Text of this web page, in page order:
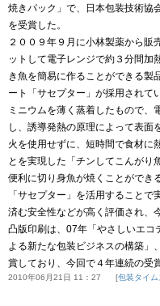
焼きパック」で、日本包装技術協
を受賞した。
２００９年９月に小林製薬から販
ットして電子レンジで約３分間加
き魚を簡易に作ることができる製
ート「サセプター」が採用されて
ミニウムを薄く蒸着したもので、
し、誘導発熱の原理によって表面
火を使用せずに、短時間で食材に
とを実現した「チンしてこんがり
便利に切り身魚が焼くことができ
「サセプター」を活用すること
済む安全性などが高く評価され、
凸版印刷は、07年「やさしいエコ
よる新たな包装ビジネスの構築」
賞しており、今回で４年連続の受
2010年06月21日 11：27 包装タイム